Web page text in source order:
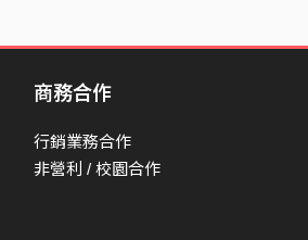
商務合作
行銷業務合作
非營利 / 校園合作